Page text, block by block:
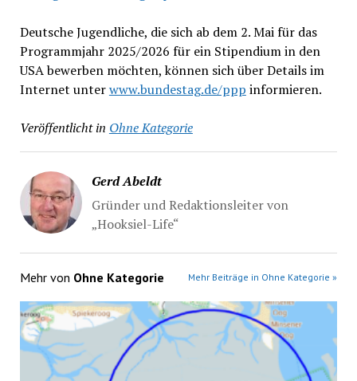
Deutsche Jugendliche, die sich ab dem 2. Mai für das
Programmjahr 2025/2026 für ein Stipendium in den
USA bewerben möchten, können sich über Details im
Internet unterwww.bundestag.de/ppp informieren.
Veröffentlicht in Ohne Kategorie
Gerd Abeldt
Gründer und Redaktionsleiter von
„Hooksiel-Life“
Mehr von Ohne Kategorie Mehr Beiträge in Ohne Kategorie »